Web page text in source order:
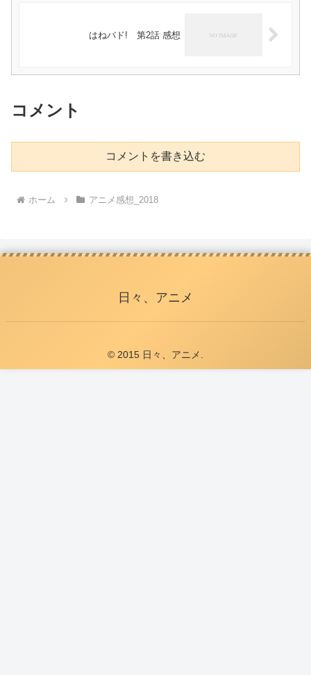
はねバド! 第2話 感想
コメント
コメントを書き込む
ホーム アニメ感想_2018
日々、アニメ
© 2015 日々、アニメ.